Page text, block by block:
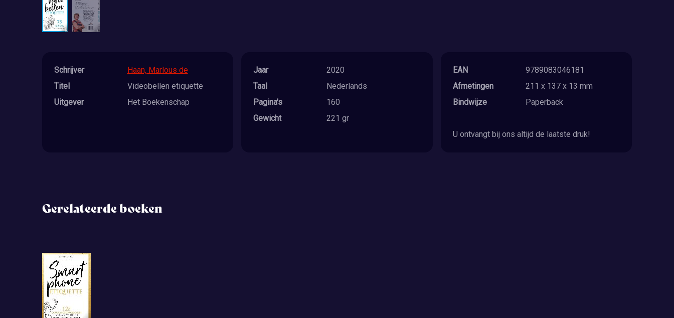
Schrijver
Haan, Marlous de
Titel
Videobellen etiquette
Uitgever
Het Boekenschap
Jaar
2020
Taal
Nederlands
Pagina's
160
Gewicht
221 gr
EAN
9789083046181
Afmetingen
211 x 137 x 13 mm
Bindwijze
Paperback
U ontvangt bij ons altijd de laatste druk!
Gerelateerde boeken